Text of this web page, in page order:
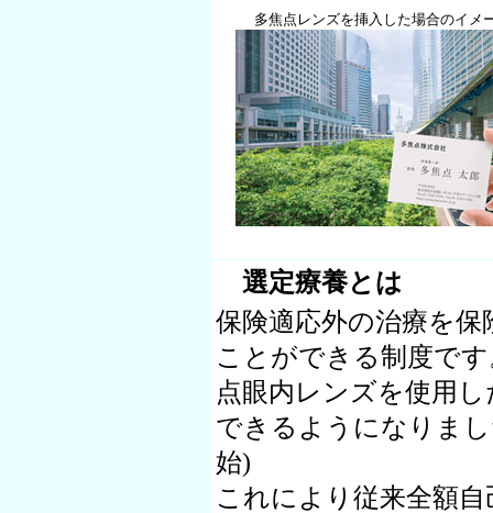
多焦点レンズを挿入した場合のイメ
選定療養とは
保険適応外の治療を
ことができる制度で
点眼内レンズを使用
できるようになりま
始)
これにより従来全額